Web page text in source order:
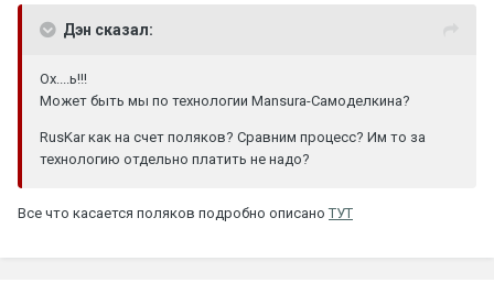
Дэн сказал:
Ох....ь!!!
Может быть мы по технологии Mansura-Самоделкина?
RusKar как на счет поляков? Сравним процесс? Им то за
технологию отдельно платить не надо?
Все что касается поляков подробно описаноТУТ